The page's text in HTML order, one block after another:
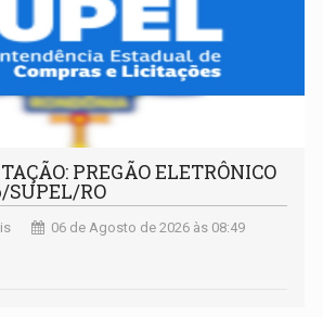
PREGÃO ELETRÔNICO
SUPEL/RO
06 de Agosto de 2026 às 08:49